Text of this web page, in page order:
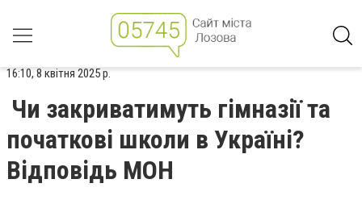
16:10, 8 квітня 2025 р.
Чи закриватимуть гімназії та
початкові школи в Україні?
Відповідь МОН